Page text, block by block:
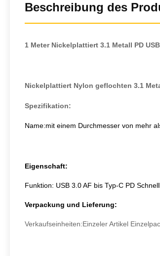
Beschreibung des
1 Meter Nickelplattiert 3.1 Metall PD
Nickelplattiert Nylon geflochten 3.1
Spezifikation:
Name:mit einem Durchmesser von mehr
Eigenschaft:
Funktion: USB 3.0 AF bis Typ-C PD
Verpackung und Lieferung:
Verkaufseinheiten:Einzeler Artikel